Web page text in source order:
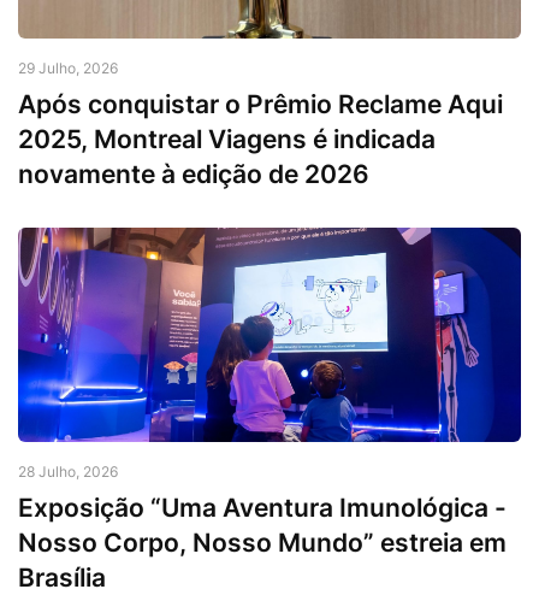
29 Julho, 2026
Após conquistar o Prêmio Reclame Aqui
2025, Montreal Viagens é indicada
novamente à edição de 2026
28 Julho, 2026
Exposição “Uma Aventura Imunológica -
Nosso Corpo, Nosso Mundo” estreia em
Brasília